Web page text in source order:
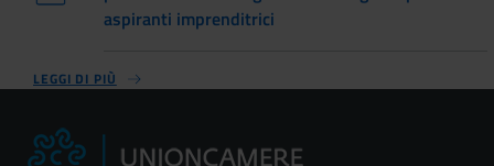
aspiranti imprenditrici
LEGGI DI PIÙ